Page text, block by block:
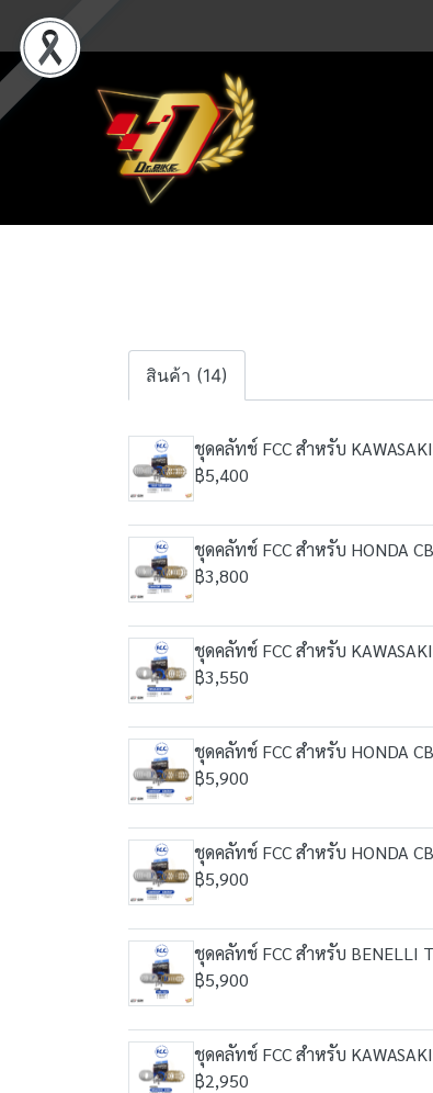
สินค้า (14)
ชุดคลัทช์ FCC สำหรับ
฿5,400
ชุดคลัทช์ FCC สำหรับ HONDA
฿3,800
ชุดคลัทช์ FCC สำหรับ
฿3,550
ชุดคลัทช์ FCC สำหรับ HONDA
฿5,900
ชุดคลัทช์ FCC สำหรับ HONDA
฿5,900
ชุดคลัทช์ FCC สำหรับ BENELLI
฿5,900
ชุดคลัทช์ FCC สำหรับ
฿2,950